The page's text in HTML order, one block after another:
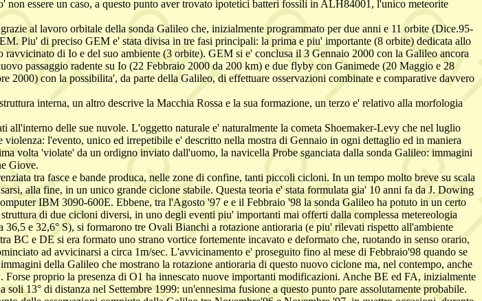
essere un caso, a questo punto aver trovato ipotetici batteri fossili in ALH84001, l'unico meteorite
al lavoro orbitale della sonda Galileo che, inizialmente programmato per due anni e 11 orbite (Dice.95-
Piu' di preciso GEM e' stata divisa in tre fasi principali: la prima e piu' importante (8 orbite) dedicata allo
di Io e del suo ambiente (3 orbite). GEM si e' conclusa il 3 Gennaio 2000 con la Galileo ancora
passaggio radente su Io (22 Febbraio 2000 da 200 km) e due flyby con Ganimede (20 Maggio e 28
con la possibilita', da parte della Galileo, di effettuare osservazioni combinate e comparative davvero
interna, un altro descrive la Macchia Rossa e la sua formazione, un terzo e' relativo alla morfologia
delle sue nuvole. L'oggetto naturale e' naturalmente la cometa Shoemaker-Levy che nel luglio
l'evento, unico ed irrepetibile e' descritto nella mostra di Gennaio in ogni dettaglio ed in maniera
volta 'violate' da un ordigno inviato dall'uomo, la navicella Probe sganciata dalla sonda Galileo: immagini
Giove.
tra fasce e bande produca, nelle zone di confine, tanti piccoli cicloni. In un tempo molto breve su scala
alla fine, in un unico grande ciclone stabile. Questa teoria e' stata formulata gia' 10 anni fa da J. Dowing
IBM 3090-600E. Ebbene, tra l'Agosto '97 e e il Febbraio '98 la sonda Galileo ha potuto in un certo
di due cicloni diversi, in uno degli eventi piu' importanti mai offerti dalla complessa metereologia
e 32,6° S), si formarono tre Ovali Bianchi a rotazione antioraria (e piu' rilevati rispetto all'ambiente
e DE si era formato uno strano vortice fortemente incavato e deformato che, ruotando in senso orario,
ad avvicinarsi a circa 1m/sec. L'avvicinamento e' proseguito fino al mese di Febbraio'98 quando se
della Galileo che mostrano la rotazione antioraria di questo nuovo ciclone ma, nel contempo, anche
proprio la presenza di O1 ha innescato nuove importanti modificazioni. Anche BE ed FA, inizialmente
13° di distanza nel Settembre 1999: un'ennesima fusione a questo punto pare assolutamente probabile.